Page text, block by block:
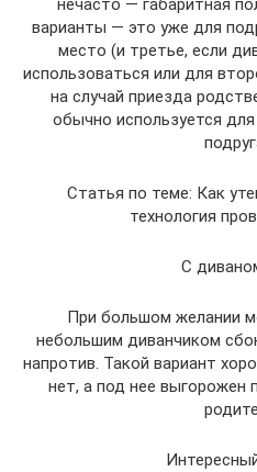
нечасто — габаритная
варианты — это уже для
место (и третье, если
использоваться или для
на случай приезда
обычно используется
Статья по теме: Как
технология
С
При большом желании
небольшим диванчиком
напротив. Такой вариант
нет, а под нее выгорожен